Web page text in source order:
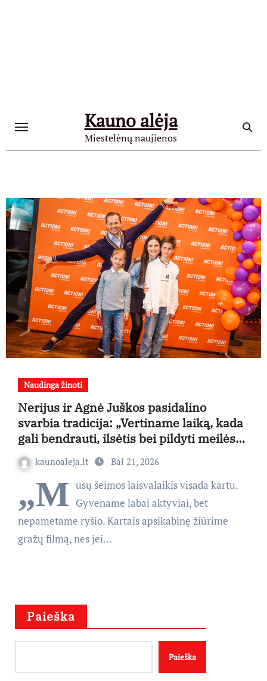
Kauno alėja
Miestelėnų naujienos
Naudinga žinoti
Nerijus ir Agnė Juškos pasidalino
svarbia tradicija: „Vertiname laiką, kada
gali bendrauti, ilsėtis bei pildyti meilės
rezervuarus“
kaunoaleja.lt Bal 21, 2026
„M ūsų šeimos laisvalaikis visada kartu.
Gyvename labai aktyviai, bet
nepametame ryšio. Kartais apsikabinę žiūrime
gražų filmą, nes jei…
Paieška
Paieška